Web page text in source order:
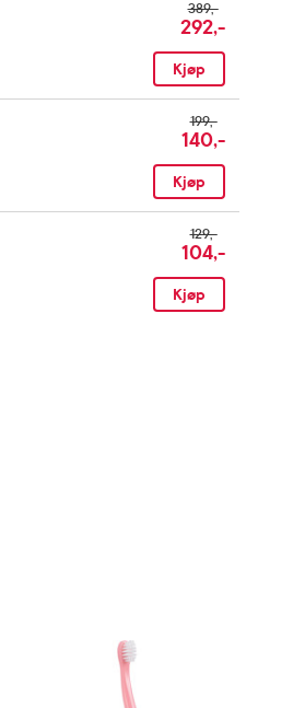
389,-
292,-
Kjøp
199,-
140,-
Kjøp
129,-
104,-
Kjøp